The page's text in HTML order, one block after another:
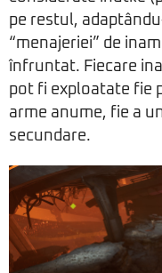
pe restul,
“menajeriei” de
înfruntat. Fiecare
pot fi exploatate fie
arme anume, fie a
secundare.